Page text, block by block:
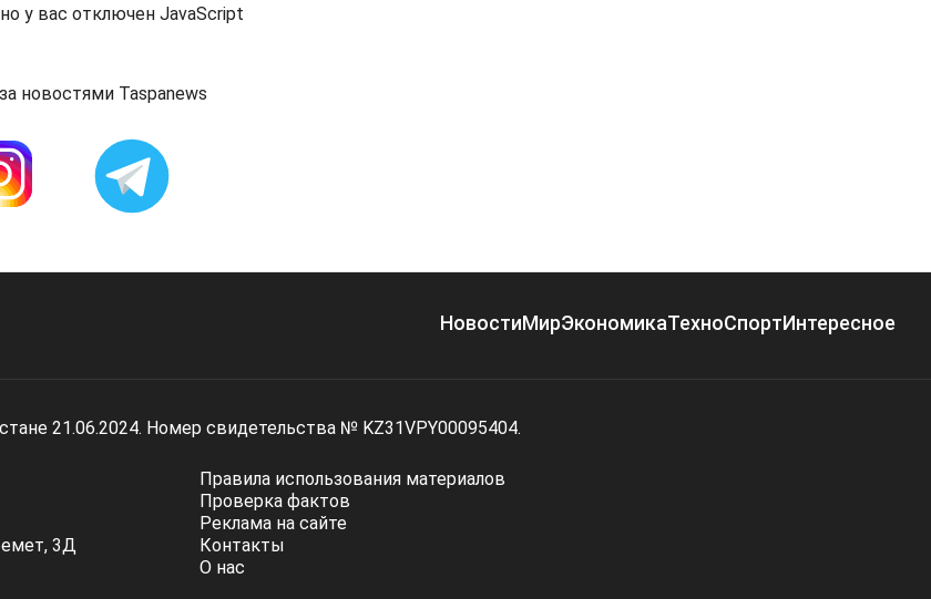
у вас отключен JavaScript
новостями Taspanews
НовостиМирЭкономикаТехноСпортИнтересное
21.06.2024. Номер свидетельства № KZ31VPY00095404.
3Д
Правила использования материалов
Проверка фактов
Реклама на сайте
Контакты
О нас